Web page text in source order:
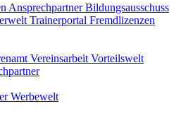
AnsprechpartnerBildungsausschuss
Trainerportal Fremdlizenzen
Vereinsarbeit Vorteilswelt
Werbewelt